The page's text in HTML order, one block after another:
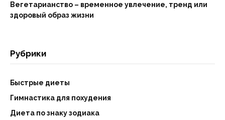
Вегетарианство – временное увлечение, тренд или
здоровый образ жизни
Рубрики
Быстрые диеты
Гимнастика для похудения
Диета по знаку зодиака